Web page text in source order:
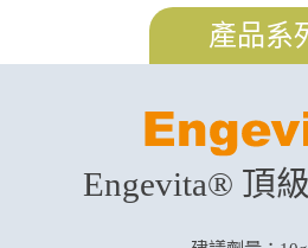
產品系
Engevita® 頂